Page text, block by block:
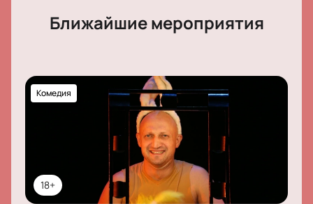
Ближайшие мероприятия
18+
Комедия